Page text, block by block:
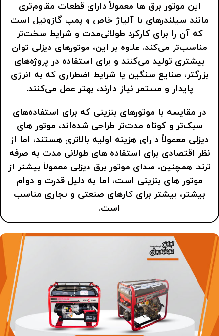
این موتور برق ها معمولاً دارای قطعات مقاوم‌تری
مانند سیلندرهای با آلیاژ خاص و پمپ گازوئیل است
که آن را برای کارکرد طولانی‌مدت و شرایط سخت‌تر
مناسب‌تر می‌کند. علاوه بر این، موتورهای دیزلی توان
بیشتری تولید می‌کنند و برای استفاده در پروژه‌های
بزرگتر، صنایع سنگین یا شرایط اضطراری که به انرژی
پایدار و مستمر نیاز دارند، بهتر عمل می‌کنند.
در مقایسه با موتورهای بنزینی که برای استفاده‌های
سبک‌تر و کوتاه‌ مدت‌تر طراحی شده‌اند، موتور های
دیزلی معمولاً دارای هزینه اولیه بالاتری هستند، اما از
نظر اقتصادی برای استفاده‌ های طولانی‌ مدت به‌ صرفه‌
ترند. همچنین، صدای موتور برق دیزلی معمولاً بیشتر از
موتور های بنزینی است، اما به دلیل قدرت و دوام
بیشتر، بیشتر برای کارهای صنعتی و تجاری مناسب
است.